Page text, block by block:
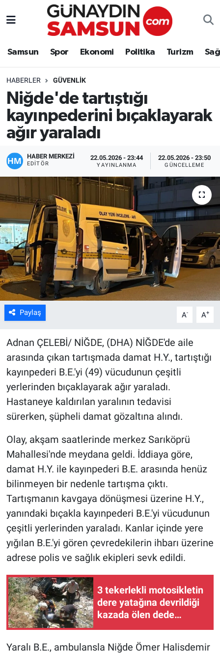
Samsun Spor Ekonomi Politika Turizm
HABERLER GÜVENLIK
Niğde'de tartıştığı
kayınpederini bıçaklayarak
ağır yaraladı
HABER MERKEZİ
EDITÖR
22.05.2026 - 23:44
YAYINLANMA
22.05.2026 - 23:50
GÜNCELLEME
Paylaş A- A+
Adnan ÇELEBİ/ NİĞDE, (DHA) NİĞDE'de aile
arasında çıkan tartışmada damat H.Y., tartıştığı
kayınpederi B.E.'yi (49) vücudunun çeşitli
yerlerinden bıçaklayarak ağır yaraladı.
Hastaneye kaldırılan yaralının tedavisi
sürerken, şüpheli damat gözaltına alındı.
Olay, akşam saatlerinde merkez Sarıköprü
Mahallesi'nde meydana geldi. İddiaya göre,
damat H.Y. ile kayınpederi B.E. arasında henüz
bilinmeyen bir nedenle tartışma çıktı.
Tartışmanın kavgaya dönüşmesi üzerine H.Y.,
yanındaki bıçakla kayınpederi B.E.'yi vücudunun
çeşitli yerlerinden yaraladı. Kanlar içinde yere
yığılan B.E.'yi gören çevredekilerin ihbarı üzerine
adrese polis ve sağlık ekipleri sevk edildi.
3 tekerlekli motosikletin
dere yatağına devrildiği
kazada ölen dede
toprağa verildi
Yaralı B.E., ambulansla Niğde Ömer Halisdemir
Samsun
Politika
Turizm
Sağlık
Yaşam
Kültür Sanat
Bilim ve Teknoloji
Genel
Nöbetçi Eczaneler
Süper Lig Puan Durumu ve Fikstür
Tüm Manşetler
Son Dakika Haberleri